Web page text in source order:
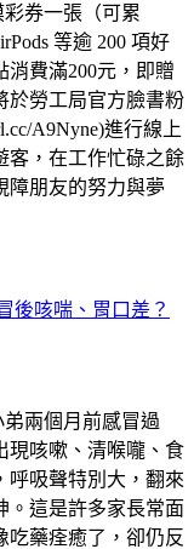
券一張（可累
等逾 200 項好
費滿200元，即贈
於勞工局官方臉書粉
A9Nyne)進行線上
客，在工作忙碌之餘
障朋友的努力與夢
後咳喘、胃口差？
弟兩個月前感冒過
現咳嗽、清喉嚨、食
呼吸聲特別大，翻來
。這是許多家長常面
吃藥痊癒了，卻仍反